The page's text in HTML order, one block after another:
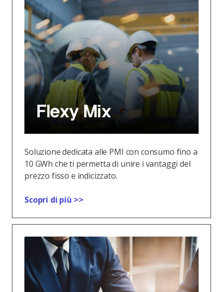
Flexy Mix
Soluzione dedicata alle PMI con consumo fino a
10 GWh che ti permetta di unire i vantaggi del
prezzo fisso e indicizzato.
Scopri di più >>